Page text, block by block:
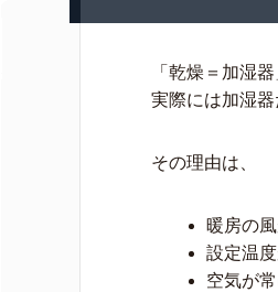
「乾燥＝加湿
実際には加湿器
その理由は、
暖房の
設定温
空気が